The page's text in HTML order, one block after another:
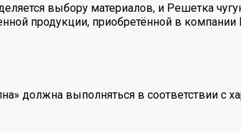
выбору материалов, и Решетка
продукции, приобретённой в
должна выполняться в соответствии с